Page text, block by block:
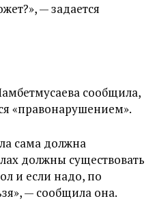
— задается
сообщила,
«правонарушением».
сама должна
должны существовать
и если надо, по
— сообщила она.